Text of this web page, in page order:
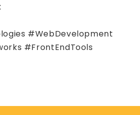
#WebDevelopment
#FrontEndTools